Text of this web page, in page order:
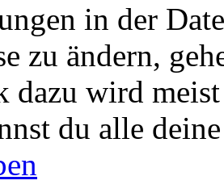
in der
zu ändern,
dazu wird
du alle